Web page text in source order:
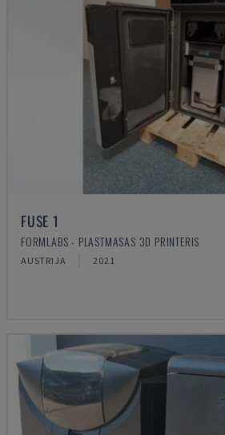
FUSE 1
FORMLABS - PLASTMASAS 3D PRINTERIS
AUSTRIJA 2021